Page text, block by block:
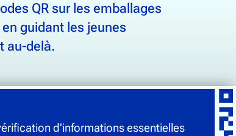
QR sur les emballages
guidant les jeunes
au-delà.
d'informations essentielles